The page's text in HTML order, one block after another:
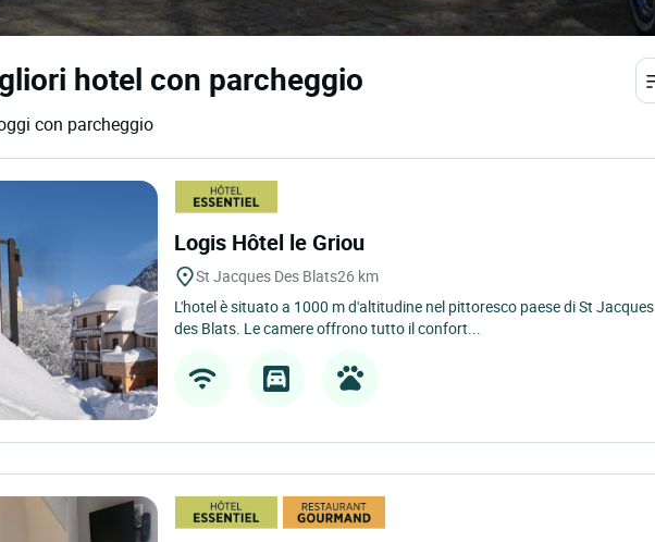
hotel con parcheggio
con parcheggio
Logis Hôtel le Griou
St Jacques Des Blats26 km
L'hotel è situato a 1000 m d'altitudine nel pittoresco paese di St Jacques
des Blats. Le camere offrono tutto il confort...